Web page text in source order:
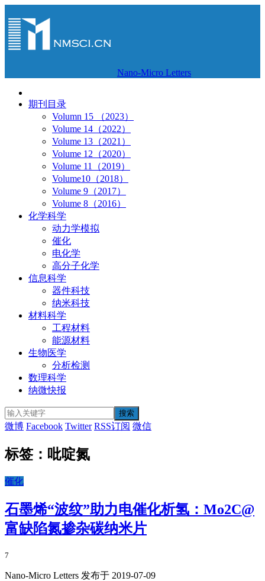
Nano-Micro Letters
期刊目录
Volumn 15 （2023）
Volume 14（2022）
Volume 13（2021）
Volume 12（2020）
Volume 11（2019）
Volume10（2018）
Volume 9（2017）
Volume 8（2016）
化学科学
动力学模拟
催化
电化学
高分子化学
信息科学
器件科技
纳米科技
材料科学
工程材料
能源材料
生物医学
分析检测
数理科学
纳微快报
微博 Facebook Twitter RSS订阅 微信
标签：吡啶氮
催化
石墨烯“波纹”助力电催化析氢：Mo2C@
富缺陷氮掺杂碳纳米片
7
Nano-Micro Letters 发布于 2019-07-09